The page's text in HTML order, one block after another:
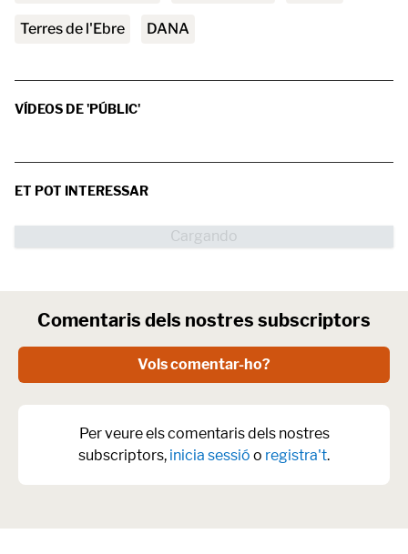
Terres de l'Ebre DANA
VÍDEOS DE 'PÚBLIC'
ET POT INTERESSAR
Comentaris dels nostres subscriptors
Vols comentar-ho?
Per veure els comentaris dels nostres
subscriptors, inicia sessió o registra't.